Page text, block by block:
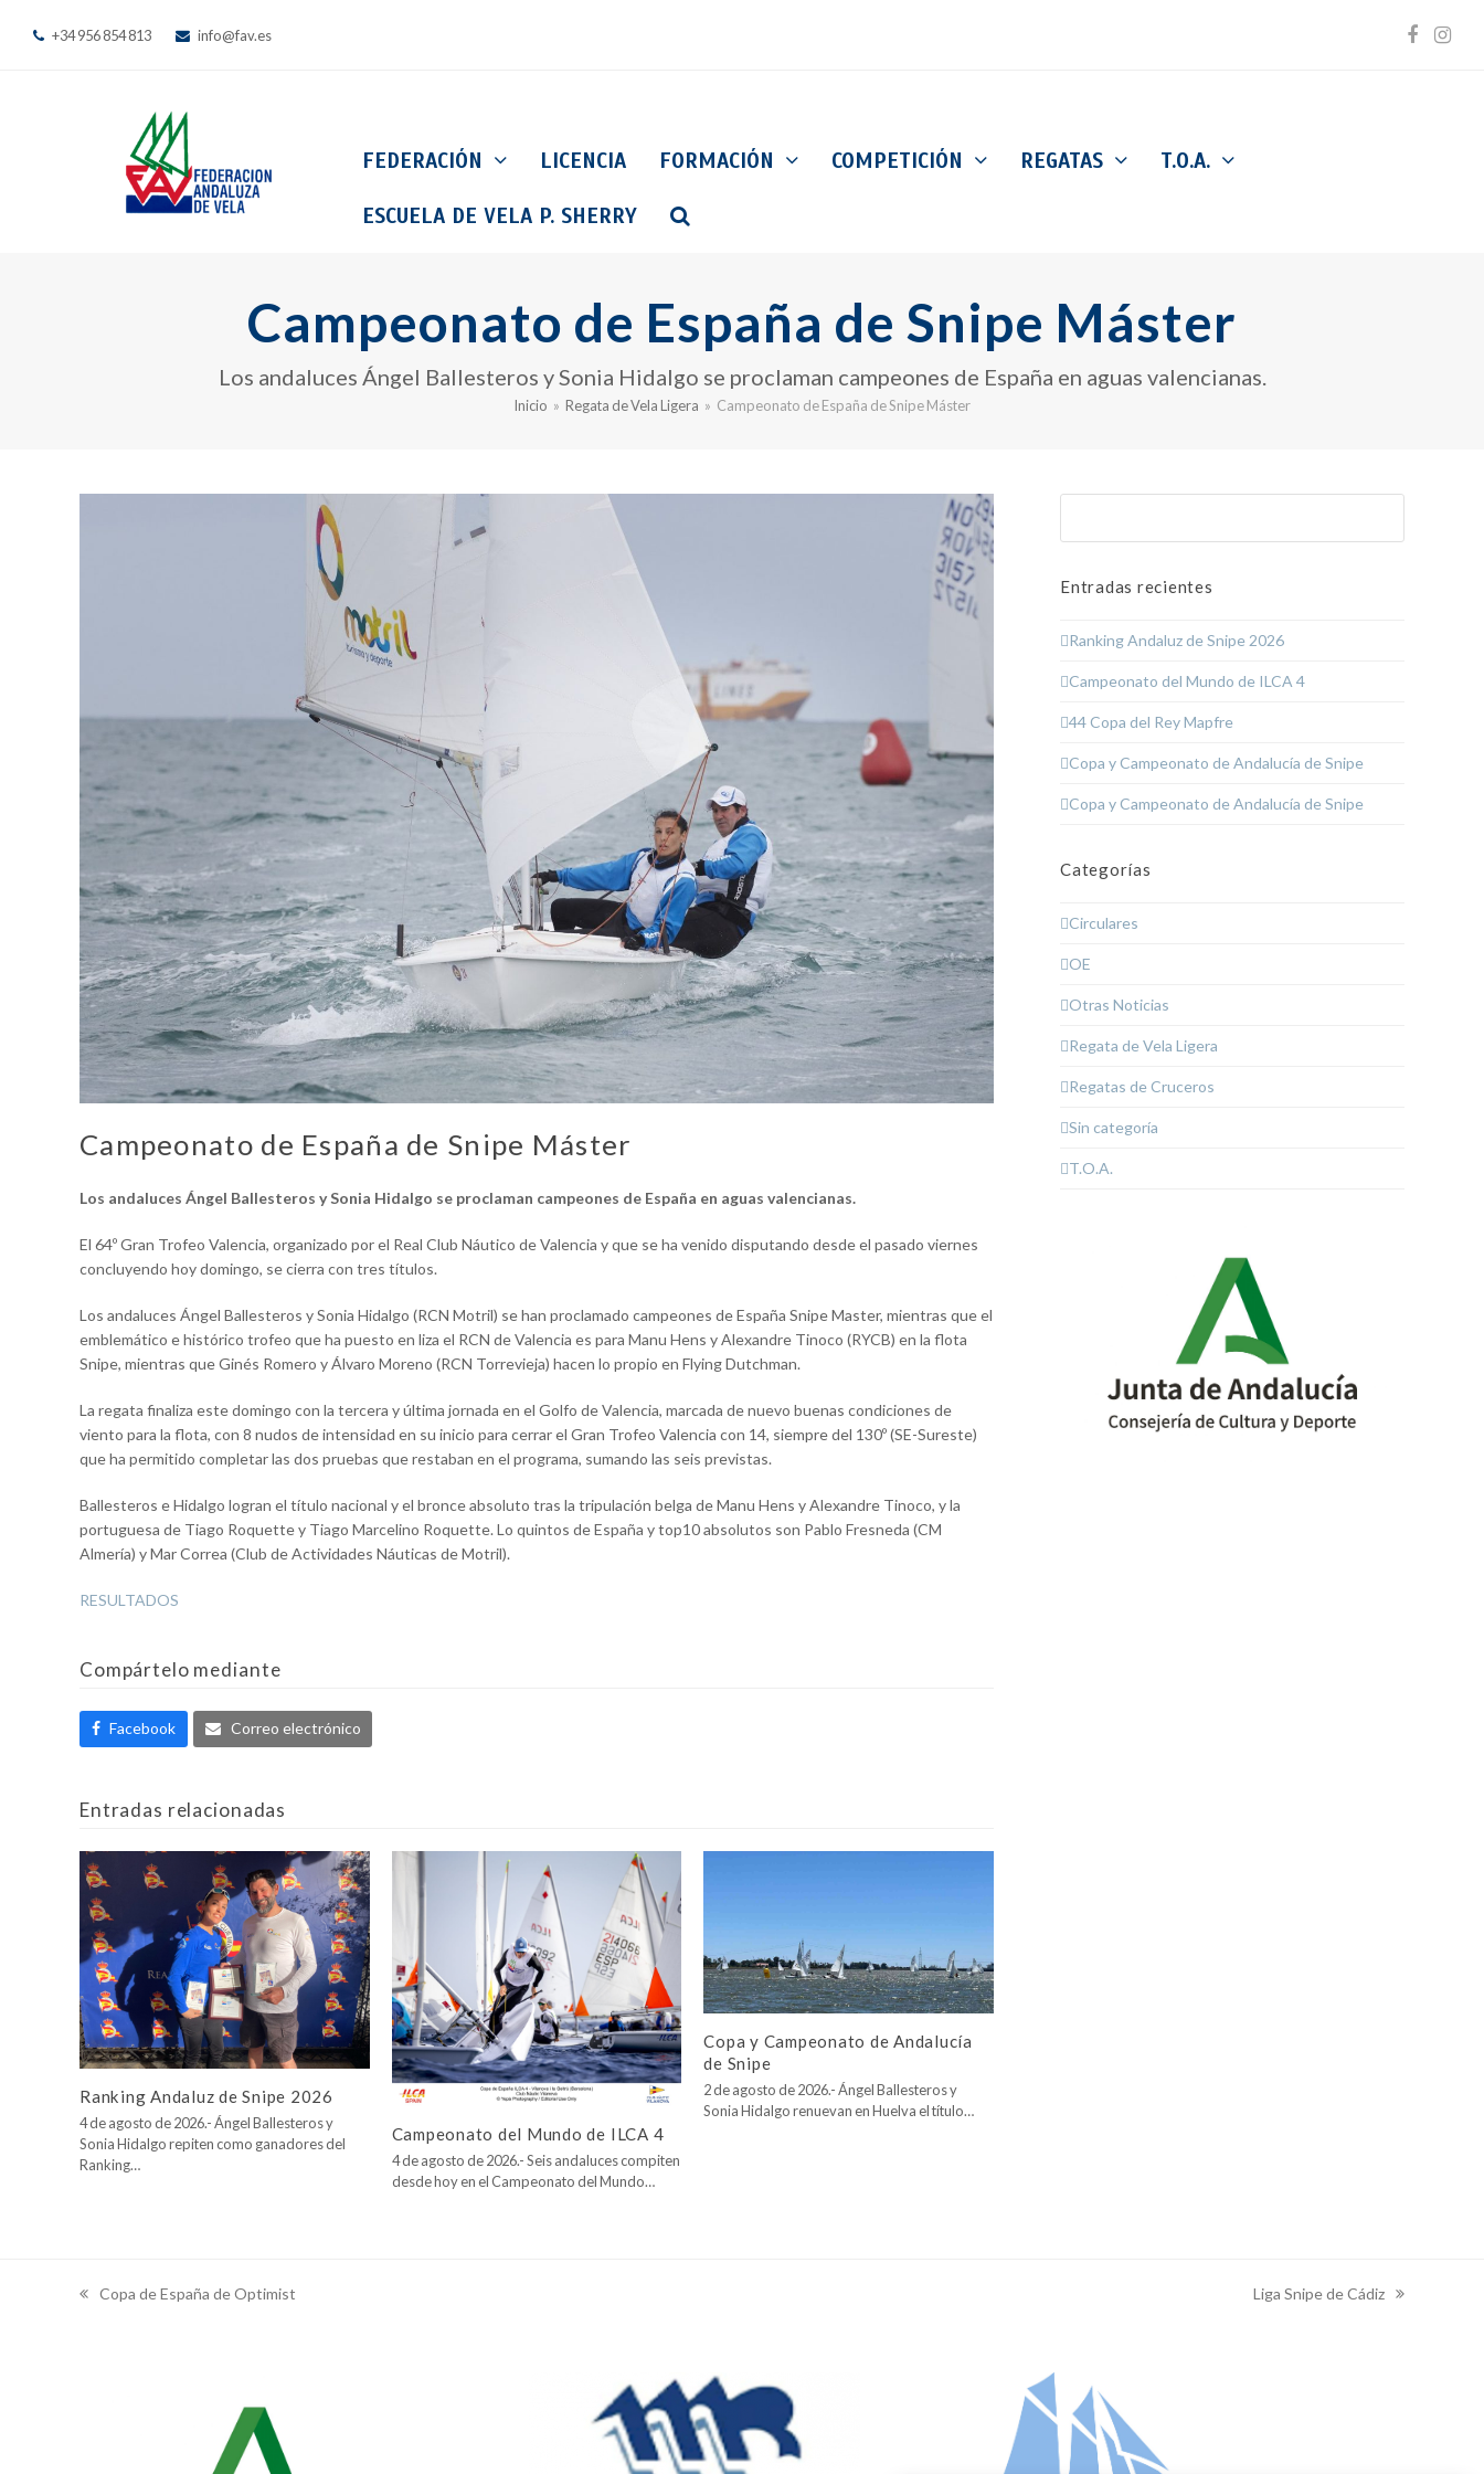
+34 956 854 813 info@fav.es
FEDERACIÓN LICENCIA FORMACIÓN COMPETICIÓN REGATAS T.O.A.
ESCUELA DE VELA P. SHERRY
Campeonato de España de Snipe Máster
Los andaluces Ángel Ballesteros y Sonia Hidalgo se proclaman campeones de España en aguas valencianas.
Inicio » Regata de Vela Ligera » Campeonato de España de Snipe Máster
Campeonato de España de Snipe Máster
Los andaluces Ángel Ballesteros y Sonia Hidalgo se proclaman campeones de España en aguas valencianas.
El 64º Gran Trofeo Valencia, organizado por el Real Club Náutico de Valencia y que se ha venido disputando desde el pasado viernes
concluyendo hoy domingo, se cierra con tres títulos.
Los andaluces Ángel Ballesteros y Sonia Hidalgo (RCN Motril) se han proclamado campeones de España Snipe Master, mientras que el
emblemático e histórico trofeo que ha puesto en liza el RCN de Valencia es para Manu Hens y Alexandre Tinoco (RYCB) en la flota
Snipe, mientras que Ginés Romero y Álvaro Moreno (RCN Torrevieja) hacen lo propio en Flying Dutchman.
La regata finaliza este domingo con la tercera y última jornada en el Golfo de Valencia, marcada de nuevo buenas condiciones de
viento para la flota, con 8 nudos de intensidad en su inicio para cerrar el Gran Trofeo Valencia con 14, siempre del 130º (SE-Sureste)
que ha permitido completar las dos pruebas que restaban en el programa, sumando las seis previstas.
Ballesteros e Hidalgo logran el título nacional y el bronce absoluto tras la tripulación belga de Manu Hens y Alexandre Tinoco, y la
portuguesa de Tiago Roquette y Tiago Marcelino Roquette. Lo quintos de España y top10 absolutos son Pablo Fresneda (CM
Almería) y Mar Correa (Club de Actividades Náuticas de Motril).
RESULTADOS
Compártelo mediante
Facebook Correo electrónico
Entradas relacionadas
Ranking Andaluz de Snipe 2026
4 de agosto de 2026.- Ángel Ballesteros y
Sonia Hidalgo repiten como ganadores del
Ranking…
Campeonato del Mundo de ILCA 4
4 de agosto de 2026.- Seis andaluces compiten
desde hoy en el Campeonato del Mundo…
Copa y Campeonato de Andalucía
de Snipe
2 de agosto de 2026.- Ángel Ballesteros y
Sonia Hidalgo renuevan en Huelva el título…
Entradas recientes
Ranking Andaluz de Snipe 2026
Campeonato del Mundo de ILCA 4
44 Copa del Rey Mapfre
Copa y Campeonato de Andalucía de Snipe
Copa y Campeonato de Andalucía de Snipe
Categorías
Circulares
OE
Otras Noticias
Regata de Vela Ligera
Regatas de Cruceros
Sin categoría
T.O.A.
previous
Copa de España de Optimist
next
Liga Snipe de Cádiz